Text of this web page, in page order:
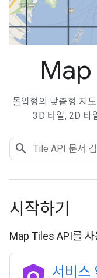
Map
몰입형의 맞춤형 지
3D 타일, 2D 타
시작하기
Map Tiles API를
서비스